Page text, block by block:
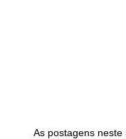
As postagens neste